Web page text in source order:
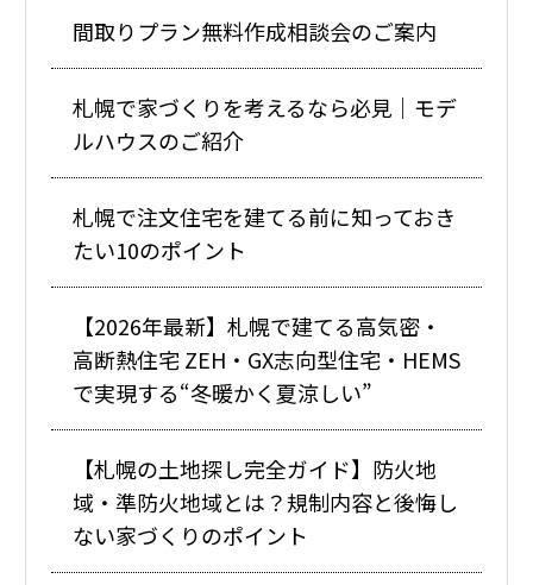
間取りプラン無料作成相談会のご案内
札幌で家づくりを考えるなら必見｜モデ
ルハウスのご紹介
札幌で注文住宅を建てる前に知っておき
たい10のポイント
【2026年最新】札幌で建てる高気密・
高断熱住宅 ZEH・GX志向型住宅・HEMS
で実現する“冬暖かく夏涼しい”
【札幌の土地探し完全ガイド】防火地
域・準防火地域とは？規制内容と後悔し
ない家づくりのポイント